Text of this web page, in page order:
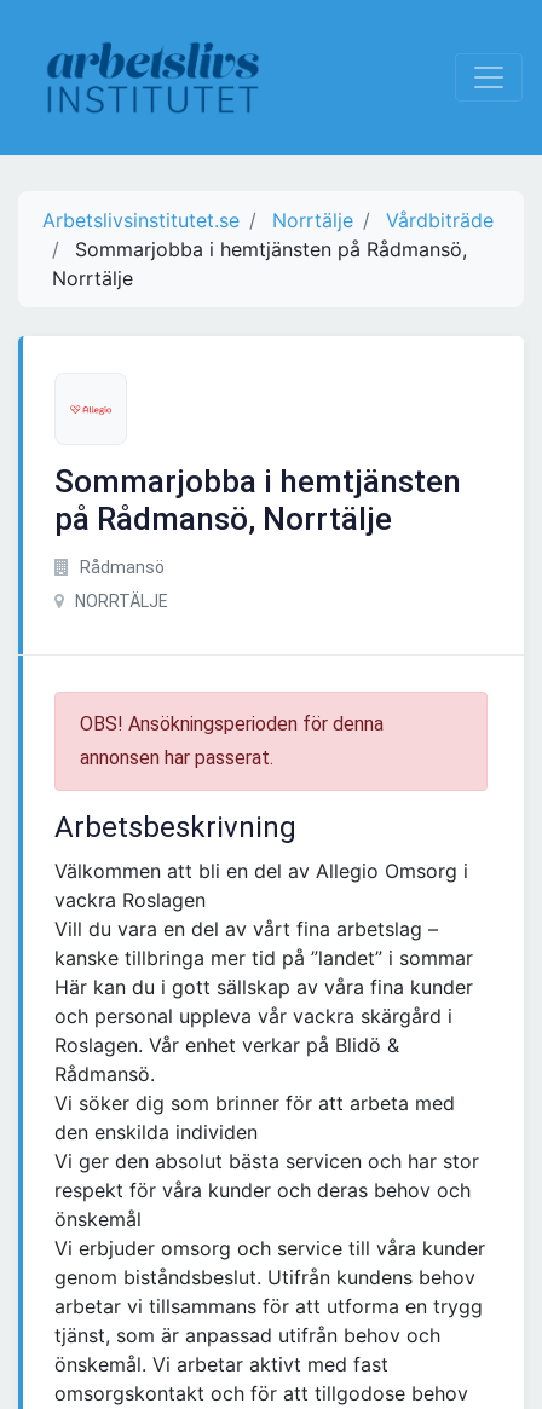
Arbetslivsinstitutet.se Norrtälje
Vårdbiträde
Sommarjobba i hemtjänsten på Rådmansö,
Norrtälje
Sommarjobba i hemtjänsten
på Rådmansö, Norrtälje
Rådmansö
NORRTÄLJE
OBS! Ansökningsperioden för denna
annonsen har passerat.
Arbetsbeskrivning
Välkommen att bli en del av Allegio Omsorg i
vackra Roslagen
Vill du vara en del av vårt fina arbetslag –
kanske tillbringa mer tid på ”landet” i sommar
Här kan du i gott sällskap av våra fina kunder
och personal uppleva vår vackra skärgård i
Roslagen. Vår enhet verkar på Blidö &
Rådmansö.
Vi söker dig som brinner för att arbeta med
den enskilda individen
Vi ger den absolut bästa servicen och har stor
respekt för våra kunder och deras behov och
önskemål
Vi erbjuder omsorg och service till våra kunder
genom biståndsbeslut. Utifrån kundens behov
arbetar vi tillsammans för att utforma en trygg
tjänst, som är anpassad utifrån behov och
önskemål. Vi arbetar aktivt med fast
omsorgskontakt och för att tillgodose behov